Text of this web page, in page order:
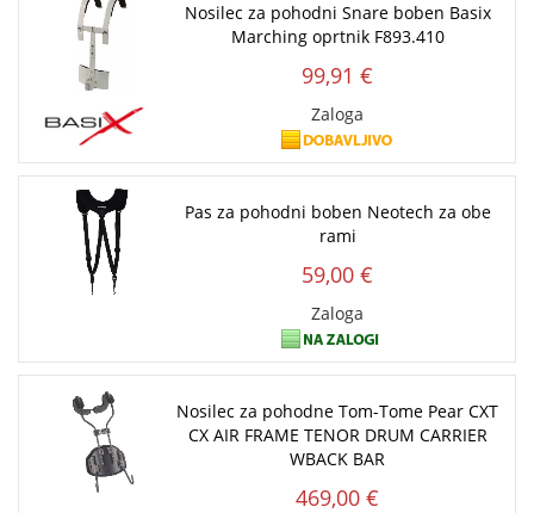
Nosilec za pohodni Snare boben Basix
Marching oprtnik F893.410
99,91 €
Zaloga
Pas za pohodni boben Neotech za obe
rami
59,00 €
Zaloga
Nosilec za pohodne Tom-Tome Pear CXT
CX AIR FRAME TENOR DRUM CARRIER
WBACK BAR
469,00 €